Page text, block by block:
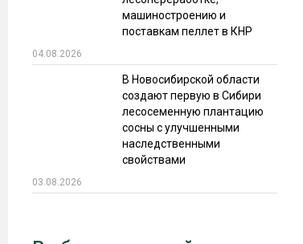
машиностроению и
поставкам пеллет в КНР
04.08.2026
В Новосибирской области
создают первую в Сибири
лесосеменную плантацию
сосны с улучшенными
наследственными
свойствами
03.08.2026